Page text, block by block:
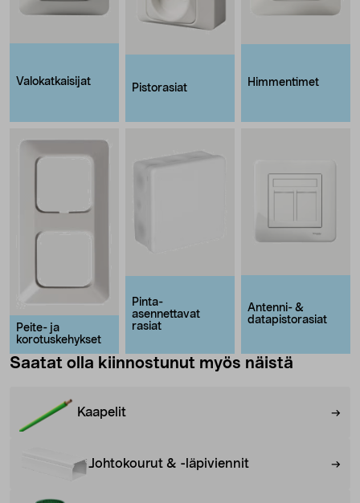
Valokatkaisijat
Pistorasiat Himmentimet
Peite- ja
korotuskehykset
Pinta-
asennettavat
rasiat
Antenni- &
datapistorasiat
Saatat olla kiinnostunut myös näistä
Kaapelit
Johtokourut & -läpiviennit